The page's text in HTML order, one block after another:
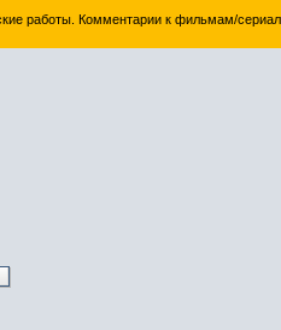
работы. Комментарии к фильмам/